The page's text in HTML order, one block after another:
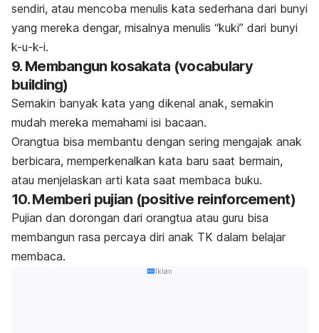
sendiri, atau mencoba menulis kata sederhana dari bunyi
yang mereka dengar, misalnya menulis “kuki” dari bunyi
k-u-k-i.
9. Membangun kosakata (vocabulary
building)
Semakin banyak kata yang dikenal anak, semakin
mudah mereka memahami isi bacaan.
Orangtua bisa membantu dengan sering mengajak anak
berbicara, memperkenalkan kata baru saat bermain,
atau menjelaskan arti kata saat membaca buku.
10. Memberi pujian (positive reinforcement)
Pujian dan dorongan dari orangtua atau guru bisa
membangun rasa percaya diri anak TK dalam belajar
membaca.
Iklan